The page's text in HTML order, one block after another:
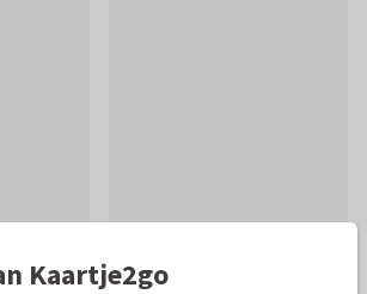
Kaartje2go